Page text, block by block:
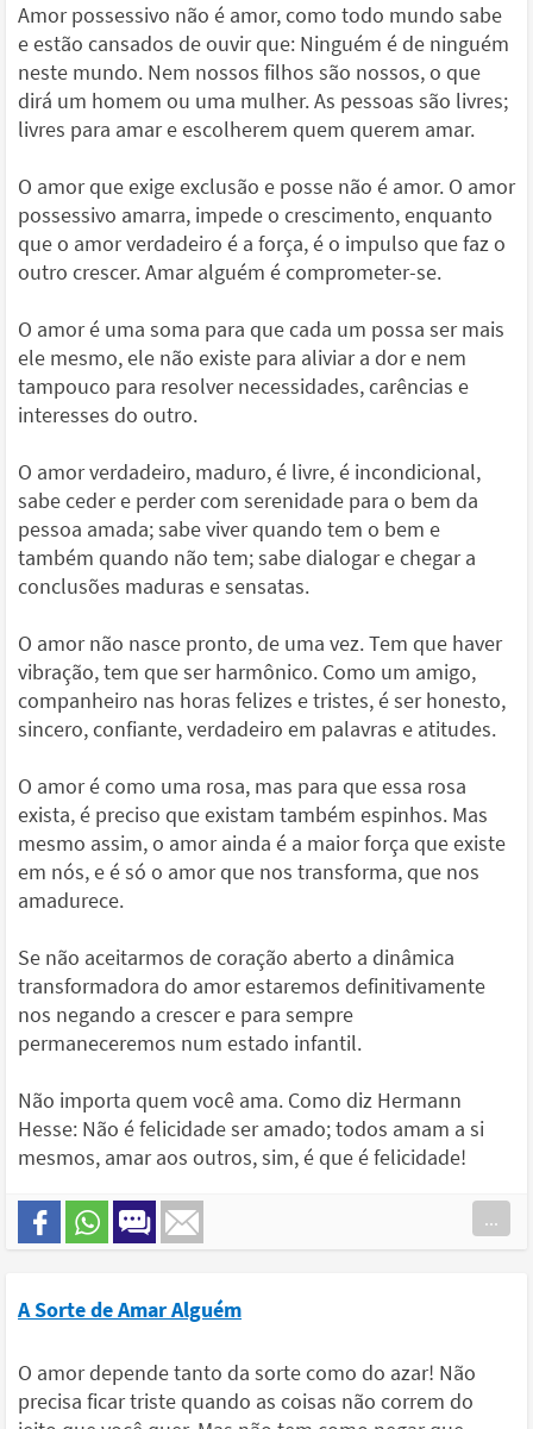
Amor possessivo não é amor, como todo mundo sabe
e estão cansados de ouvir que: Ninguém é de ninguém
neste mundo. Nem nossos filhos são nossos, o que
dirá um homem ou uma mulher. As pessoas são livres;
livres para amar e escolherem quem querem amar.
O amor que exige exclusão e posse não é amor. O amor
possessivo amarra, impede o crescimento, enquanto
que o amor verdadeiro é a força, é o impulso que faz o
outro crescer. Amar alguém é comprometer-se.
O amor é uma soma para que cada um possa ser mais
ele mesmo, ele não existe para aliviar a dor e nem
tampouco para resolver necessidades, carências e
interesses do outro.
O amor verdadeiro, maduro, é livre, é incondicional,
sabe ceder e perder com serenidade para o bem da
pessoa amada; sabe viver quando tem o bem e
também quando não tem; sabe dialogar e chegar a
conclusões maduras e sensatas.
O amor não nasce pronto, de uma vez. Tem que haver
vibração, tem que ser harmônico. Como um amigo,
companheiro nas horas felizes e tristes, é ser honesto,
sincero, confiante, verdadeiro em palavras e atitudes.
O amor é como uma rosa, mas para que essa rosa
exista, é preciso que existam também espinhos. Mas
mesmo assim, o amor ainda é a maior força que existe
em nós, e é só o amor que nos transforma, que nos
amadurece.
Se não aceitarmos de coração aberto a dinâmica
transformadora do amor estaremos definitivamente
nos negando a crescer e para sempre
permaneceremos num estado infantil.
Não importa quem você ama. Como diz Hermann
Hesse: Não é felicidade ser amado; todos amam a si
mesmos, amar aos outros, sim, é que é felicidade!
...
A Sorte de Amar Alguém
O amor depende tanto da sorte como do azar! Não
precisa ficar triste quando as coisas não correm do